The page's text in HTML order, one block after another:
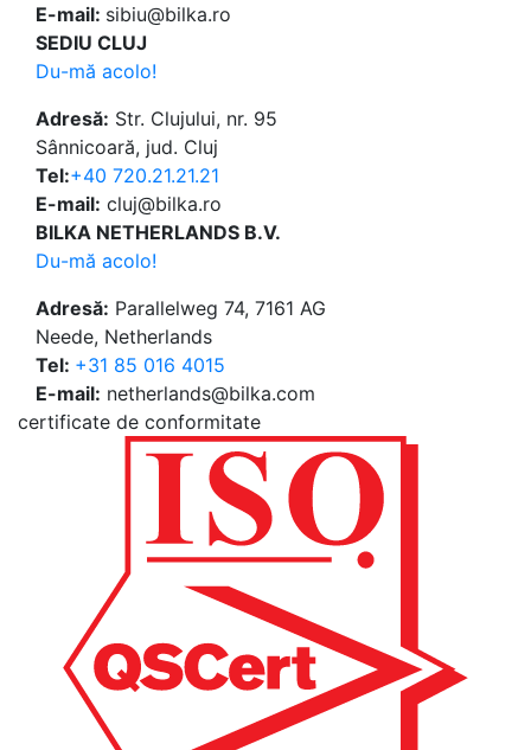
E-mail: sibiu@bilka.ro
SEDIU CLUJ
Du-mă acolo!
Adresă: Str. Clujului, nr. 95
Sânnicoară, jud. Cluj
Tel:+40 720.21.21.21
E-mail: cluj@bilka.ro
BILKA NETHERLANDS B.V.
Du-mă acolo!
Adresă: Parallelweg 74, 7161 AG
Neede, Netherlands
Tel: +31 85 016 4015
E-mail: netherlands@bilka.com
certificate de conformitate